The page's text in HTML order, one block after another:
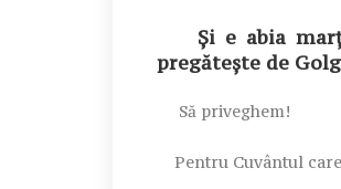
Și e abia
pregătește de
Să priveghem!
Pentru Cuvântul care